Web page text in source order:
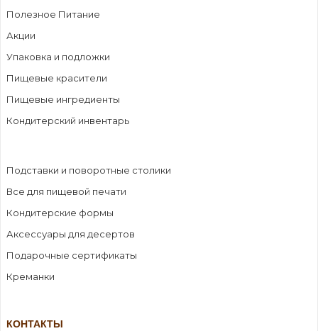
Полезное Питание
Акции
Упаковка и подложки
Пищевые красители
Пищевые ингредиенты
Кондитерский инвентарь
Подставки и поворотные столики
Все для пищевой печати
Кондитерские формы
Аксессуары для десертов
Подарочные сертификаты
Креманки
КОНТАКТЫ